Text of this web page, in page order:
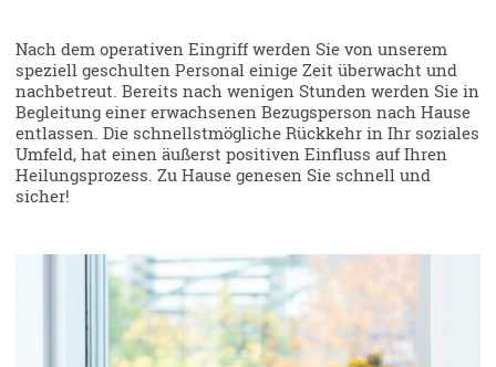
Nach dem operativen Eingriff werden Sie von unserem
speziell geschulten Personal einige Zeit überwacht und
nachbetreut. Bereits nach wenigen Stunden werden Sie in
Begleitung einer erwachsenen Bezugsperson nach Hause
entlassen. Die schnellstmögliche Rückkehr in Ihr soziales
Umfeld, hat einen äußerst positiven Einfluss auf Ihren
Heilungsprozess. Zu Hause genesen Sie schnell und
sicher!